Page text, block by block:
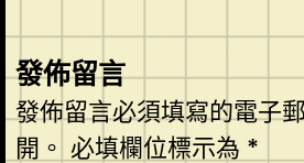
發佈留言
發佈留言必須填寫的電子
開。 必填欄位標示為 *